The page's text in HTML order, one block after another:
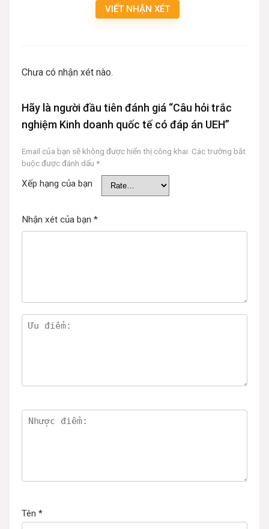
VIẾT NHẬN XÉT
Chưa có nhận xét nào.
Hãy là người đầu tiên đánh giá “Câu hỏi trắc
nghiệm Kinh doanh quốc tế có đáp án UEH”
Email của bạn sẽ không được hiển thị công khai. Các trường bắt
buộc được đánh dấu *
Xếp hạng của bạn
Nhận xét của bạn *
Tên *